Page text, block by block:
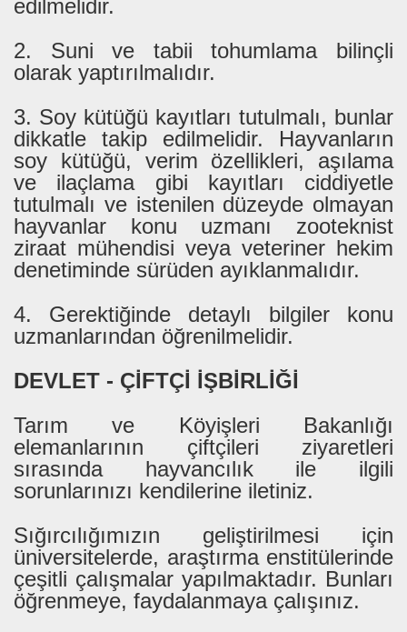
edilmelidir.
2. Suni ve tabii tohumlama bilinçli
olarak yaptırılmalıdır.
3. Soy kütüğü kayıtları tutulmalı, bunlar
dikkatle takip edilmelidir. Hayvanların
soy kütüğü, verim özellikleri, aşılama
ve ilaçlama gibi kayıtları ciddiyetle
tutulmalı ve istenilen düzeyde olmayan
hayvanlar konu uzmanı zooteknist
ziraat mühendisi veya veteriner hekim
denetiminde sürüden ayıklanmalıdır.
4. Gerektiğinde detaylı bilgiler konu
uzmanlarından öğrenilmelidir.
DEVLET - ÇİFTÇİ İŞBİRLİĞİ
Tarım ve Köyişleri Bakanlığı
elemanlarının çiftçileri ziyaretleri
sırasında hayvancılık ile ilgili
sorunlarınızı kendilerine iletiniz.
Sığırcılığımızın geliştirilmesi için
üniversitelerde, araştırma enstitülerinde
çeşitli çalışmalar yapılmaktadır. Bunları
öğrenmeye, faydalanmaya çalışınız.